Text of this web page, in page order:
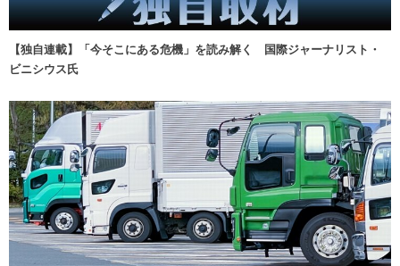
【独自連載】「今そこにある危機」を読み解く 国際ジャーナリスト・
ビニシウス氏